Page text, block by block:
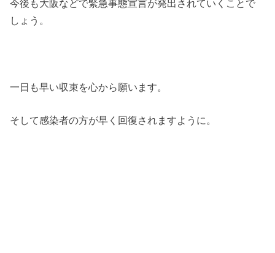
今後も大阪などで緊急事態宣言が発出されていくことで
しょう。
一日も早い収束を心から願います。
そして感染者の方が早く回復されますように。